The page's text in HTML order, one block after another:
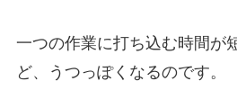
一つの作業に打ち込む時間が
ど、うつっぽくなるのです。